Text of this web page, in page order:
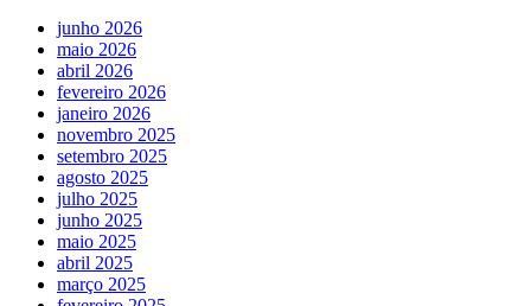
junho 2026
maio 2026
abril 2026
fevereiro 2026
janeiro 2026
novembro 2025
setembro 2025
agosto 2025
julho 2025
junho 2025
maio 2025
abril 2025
março 2025